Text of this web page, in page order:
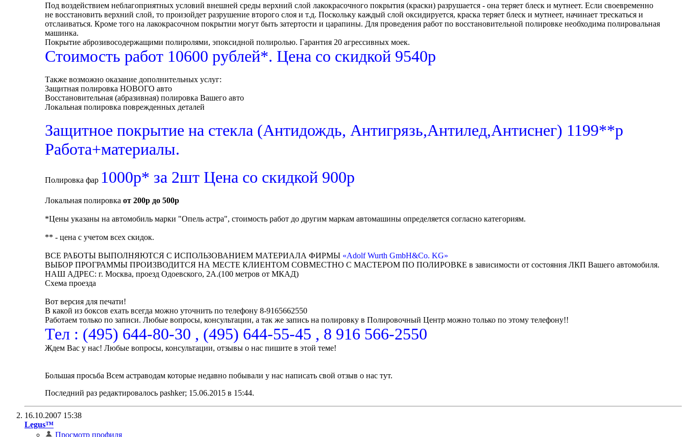
Под воздействием неблагоприятных условий внешней среды верхний слой лакокрасочного покрытия (краски) разрушается - она теряет блеск и мутнеет. Если своевременно
не восстановить верхний слой, то произойдет разрушение второго слоя и т.д. Поскольку каждый слой оксидируется, краска теряет блеск и мутнеет, начинает трескаться и
отслаиваться. Кроме того на лакокрасочном покрытии могут быть затертости и царапины. Для проведения работ по восстановительной полировке необходима полировальная
машинка.
Покрытие аброзивосодержащими полиролями, эпоксидной полиролью. Гарантия 20 агрессивных моек.
Стоимость работ 10600 рублей*. Цена со скидкой 9540р
Также возможно оказание дополнительных услуг:
Защитная полировка НОВОГО авто
Восстановительная (абразивная) полировка Вашего авто
Локальная полировка поврежденных деталей
Защитное покрытие на стекла (Антидождь, Антигрязь,Антилед,Антиснег) 1199**р
Работа+материалы.
Полировка фар 1000р* за 2шт Цена со скидкой 900р
Локальная полировка от 200р до 500р
*Цены указаны на автомобиль марки "Опель астра", стоимость работ до другим маркам автомашины определяется согласно категориям.
** - цена с учетом всех скидок.
ВСЕ РАБОТЫ ВЫПОЛНЯЮТСЯ С ИСПОЛЬЗОВАНИЕМ МАТЕРИАЛА ФИРМЫ «Adolf Wurth GmbH&Co. KG»
ВЫБОР ПРОГРАММЫ ПРОИЗВОДИТСЯ НА МЕСТЕ КЛИЕНТОМ СОВМЕСТНО С МАСТЕРОМ ПО ПОЛИРОВКЕ в зависимости от состояния ЛКП Вашего автомобиля.
НАШ АДРЕС: г. Москва, проезд Одоевского, 2А.(100 метров от МКАД)
Схема проезда
Вот версия для печати!
В какой из боксов ехать всегда можно уточнить по телефону 8-9165662550
Работаем только по записи. Любые вопросы, консультации, а так же запись на полировку в Полировочный Центр можно только по этому телефону!!
Тел : (495) 644-80-30 , (495) 644-55-45 , 8 916 566-2550
Ждем Вас у нас! Любые вопросы, консультации, отзывы о нас пишите в этой теме!
Большая просьба Всем астраводам которые недавно побывали у нас написать свой отзыв о нас тут.
Последний раз редактировалось pashker; 15.06.2015 в 15:44.
16.10.2007 15:38
Legus™
Просмотр профиля